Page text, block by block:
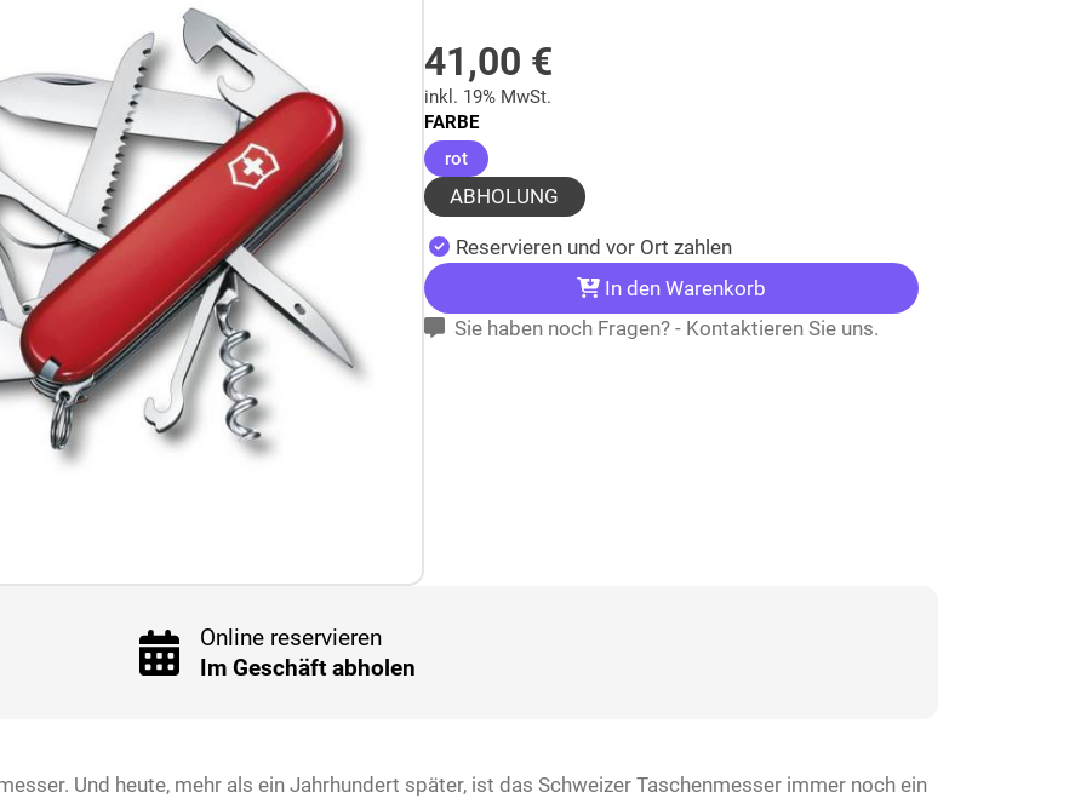
41,00 €
inkl. 19% MwSt.
FARBE
rot(ausgewählt)
ABHOLUNG
Reservieren und vor Ort zahlen
In den Warenkorb
Sie haben noch Fragen? - Kontaktieren Sie uns.
Online reservieren
Im Geschäft abholen
Und heute, mehr als ein Jahrhundert später, ist das Schweizer Taschenmesser immer noch ein